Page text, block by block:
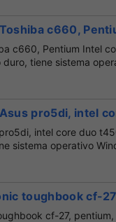
c660,
c660, Pentium Intel
tiene sistema
pro5di, intel
intel core duo
sistema operativo
toughbook cf-
cf-27,